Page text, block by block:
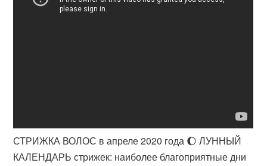
СТРИЖКА ВОЛОС в апреле 2020 года 🌔 ЛУННЫЙ
КАЛЕНДАРЬ стрижек: наиболее благоприятные дни